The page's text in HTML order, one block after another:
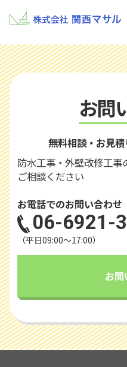
お問
無料相談・お見積
防水工事・外壁改修工事
ご相談ください
お電話でのお問い合わせ
06-6921-
（平日09:00〜17:00）
お問